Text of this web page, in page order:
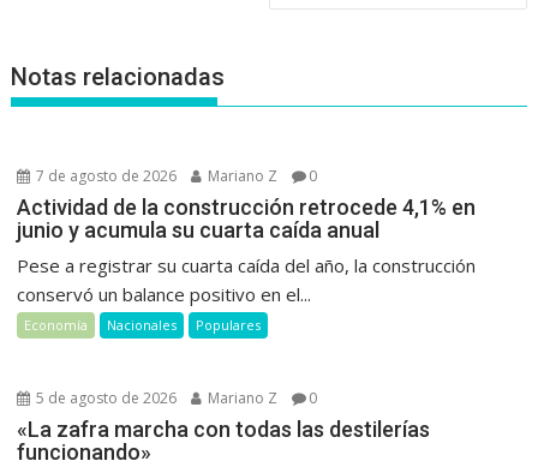
Notas relacionadas
7 de agosto de 2026 Mariano Z 0
Actividad de la construcción retrocede 4,1% en
junio y acumula su cuarta caída anual
Pese a registrar su cuarta caída del año, la construcción
conservó un balance positivo en el...
Economía Nacionales Populares
5 de agosto de 2026 Mariano Z 0
«La zafra marcha con todas las destilerías
funcionando»